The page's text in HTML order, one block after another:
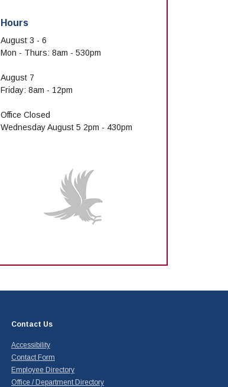
Hours
August 3 - 6
Mon - Thurs: 8am - 530pm
August 7
Friday: 8am - 12pm
Office Closed
Wednesday August 5 2pm - 430pm
Contact Us
Accessibility
Contact Form
Employee Directory
Office / Department Directory